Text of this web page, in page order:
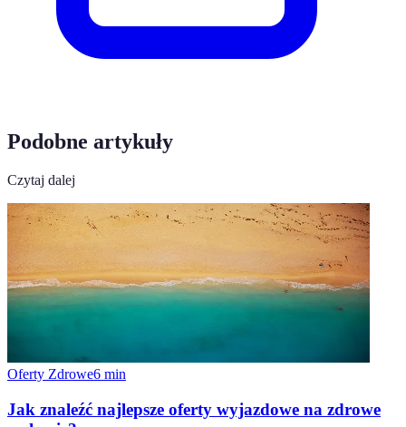
Podobne artykuły
Czytaj dalej
Oferty Zdrowe6 min
Jak znaleźć najlepsze oferty wyjazdowe na zdrowe